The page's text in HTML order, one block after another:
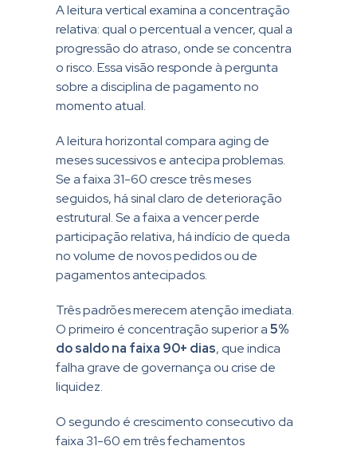
A leitura vertical examina a concentração
relativa: qual o percentual a vencer, qual a
progressão do atraso, onde se concentra
o risco. Essa visão responde à pergunta
sobre a disciplina de pagamento no
momento atual.
A leitura horizontal compara aging de
meses sucessivos e antecipa problemas.
Se a faixa 31-60 cresce três meses
seguidos, há sinal claro de deterioração
estrutural. Se a faixa a vencer perde
participação relativa, há indício de queda
no volume de novos pedidos ou de
pagamentos antecipados.
Três padrões merecem atenção imediata.
O primeiro é concentração superior a5%
do saldo na faixa 90+ dias, que indica
falha grave de governança ou crise de
liquidez.
O segundo é crescimento consecutivo da
faixa 31-60 em três fechamentos